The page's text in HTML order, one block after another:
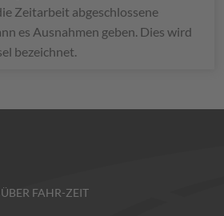
Zeitarbeit abgeschlossene
es Ausnahmen geben. Dies wird
bezeichnet.
ÜBER FAHR-ZEIT